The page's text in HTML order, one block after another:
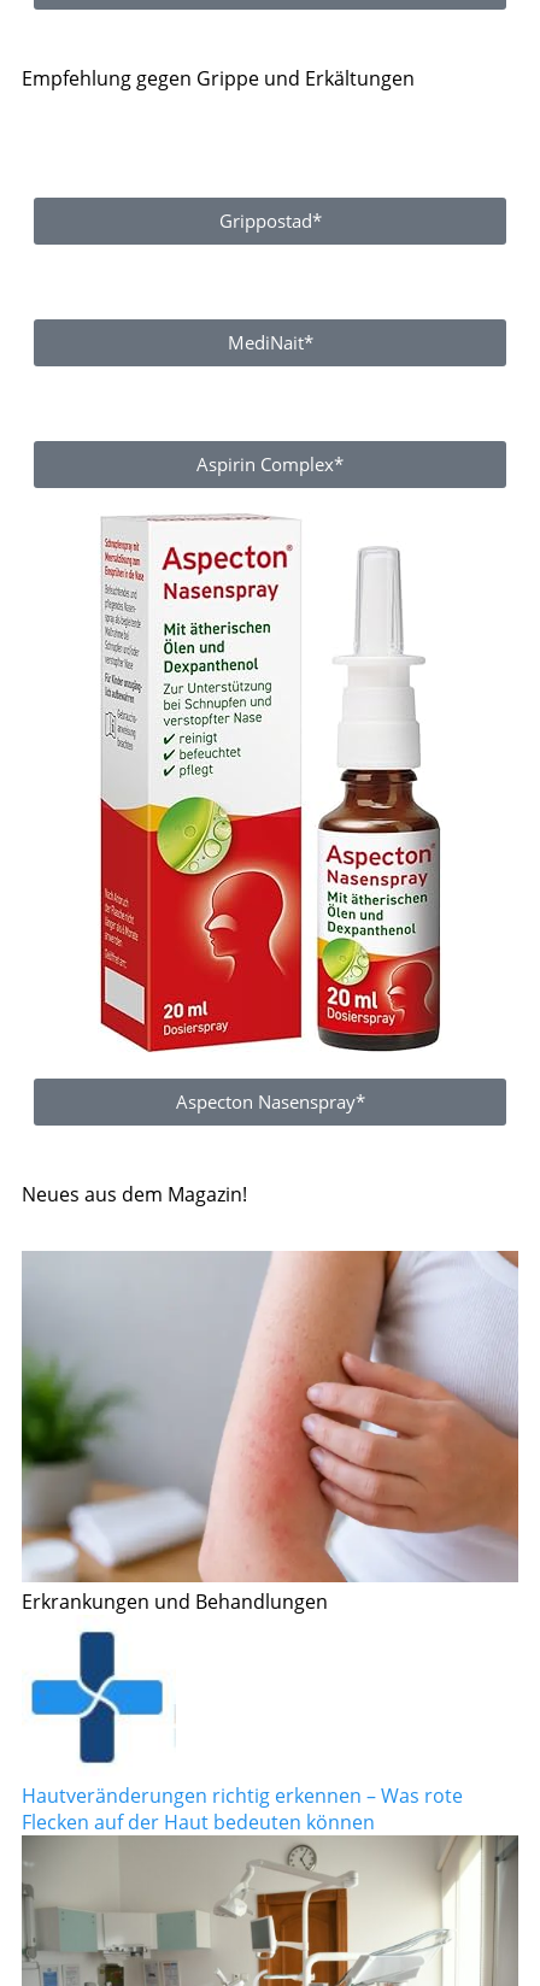
Empfehlung gegen Grippe und Erkältungen
Grippostad*
MediNait*
Aspirin Complex*
Aspecton Nasenspray*
Neues aus dem Magazin!
Erkrankungen und Behandlungen
Hautveränderungen richtig erkennen – Was rote
Flecken auf der Haut bedeuten können